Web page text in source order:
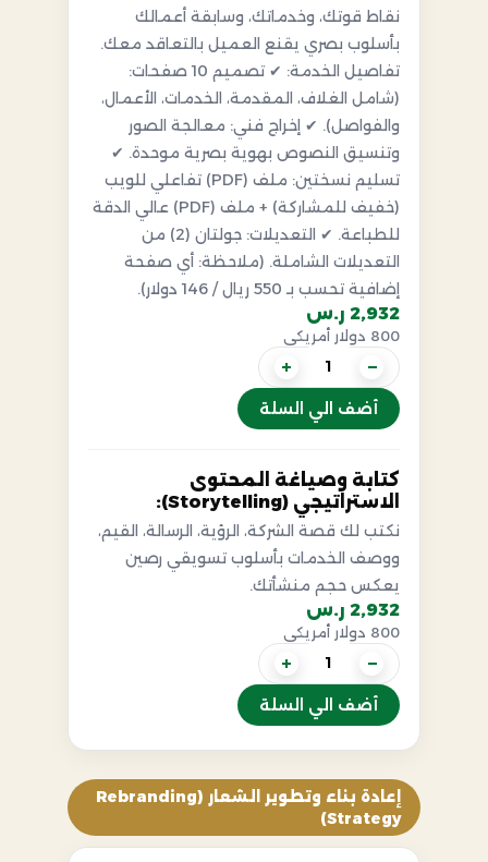
نقاط قوتك، وخدماتك، وسابقة أعمالك
بأسلوب بصري يقنع العميل بالتعاقد معك.
تفاصيل الخدمة: ✔ تصميم 10 صفحات:
(شامل الغلاف، المقدمة، الخدمات، الأعمال،
والفواصل). ✔ إخراج فني: معالجة الصور
وتنسيق النصوص بهوية بصرية موحدة. ✔
تسليم نسختين: ملف (PDF) تفاعلي للويب
(خفيف للمشاركة) + ملف (PDF) عالي الدقة
للطباعة. ✔ التعديلات: جولتان (2) من
التعديلات الشاملة. (ملاحظة: أي صفحة
إضافية تحسب بـ 550 ريال / 146 دولار).
2,932 ر.س
800 دولار أمريكي
−
+
أضف الي السلة
كتابة وصياغة المحتوى
الاستراتيجي (Storytelling):
نكتب لك قصة الشركة، الرؤية، الرسالة، القيم،
ووصف الخدمات بأسلوب تسويقي رصين
يعكس حجم منشأتك.
2,932 ر.س
800 دولار أمريكي
−
+
أضف الي السلة
إعادة بناء وتطوير الشعار (Rebranding
Strategy)